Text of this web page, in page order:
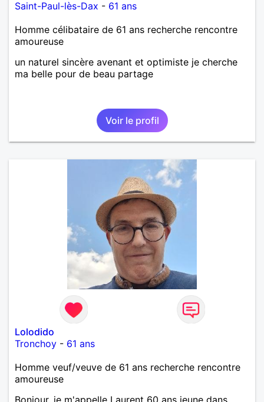
Saint-Paul-lès-Dax - 61 ans
Homme célibataire de 61 ans recherche rencontre
amoureuse
un naturel sincère avenant et optimiste je cherche
ma belle pour de beau partage
Voir le profil
Lolodido
Tronchoy - 61 ans
Homme veuf/veuve de 61 ans recherche rencontre
amoureuse
Bonjour, je m'appelle Laurent 60 ans jeune dans